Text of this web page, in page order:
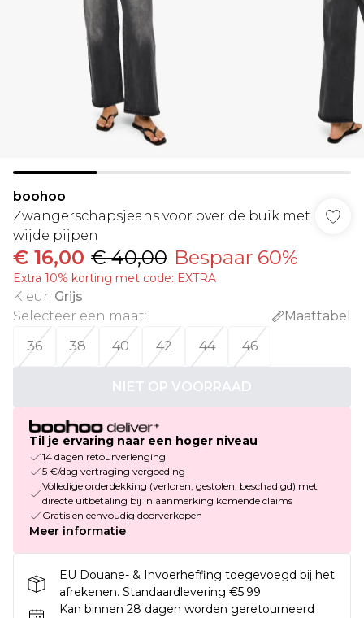
boohoo
Zwangerschapsjeans voor over de buik met
wijde pijpen
€ 16,00 € 40,00 Bespaar 60%
Extra 10% korting met code: EXTRA
Kleur: Grijs
Selecteer een maat:
Maattabel
36
38 40 42 44 46
NIET OP VOORRAAD
Til je ervaring naar een hoger niveau
14 dagen retourverlenging
5 €/dag vertraging vergoeding
Volledige orderdekking (verloren, gestolen, beschadigd) met
directe uitbetaling bij in aanmerking komende claims
Gratis en eenvoudig doorverkopen
Meer informatie
EU Douane- & Invoerheffing toegevoegd bij het
afrekenen. Standaardlevering €5.99
Kan binnen 28 dagen worden geretourneerd